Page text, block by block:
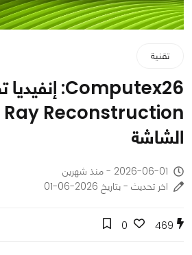
تقنية
الشاشة
2026-06-01 - منذ شهرين
اخر تحديث - بتاريخ 2026-06-01
469
0